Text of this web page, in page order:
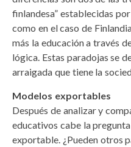
finlandesa” establecidas
como en el caso de
más la educación a través
lógica. Estas paradojas se
arraigada que tiene la
Modelos exportables
Después de analizar y
educativos cabe la
exportable. ¿Pueden otros